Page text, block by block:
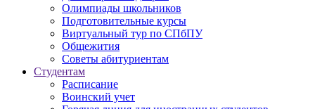
Олимпиады школьников
Подготовительные курсы
Виртуальный тур по СПбПУ
Общежития
Советы абитуриентам
Студентам
Расписание
Воинский учет